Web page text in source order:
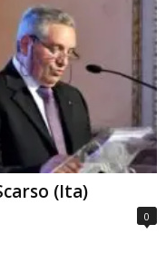
(Ita)
0